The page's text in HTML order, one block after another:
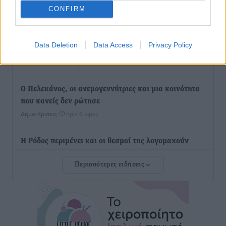
CONFIRM
Data Deletion Data Access Privacy Policy
πελατών
Χωρίς υποχρεωτική παρουσία μικρών στη 12άδα
Αθλητικά• πριν 6 ώρες
Ο Πελεκάνος, οι ανεμογεννήτριες και μια κοινότητα
που κανείς δεν ρώτησε
Δημο-Κρίσεις πριν 6 ώρες
Η Ρόδος περιμένει και οι θεσμοί της λογομαχούν
Δημο-Κρίσεις πριν 6 ώρες
Περισσότερες ειδήσεις